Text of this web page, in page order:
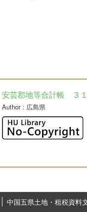
安芸郡地等合計帳 ３
Author: 広島県
中国五県土地・租税資料